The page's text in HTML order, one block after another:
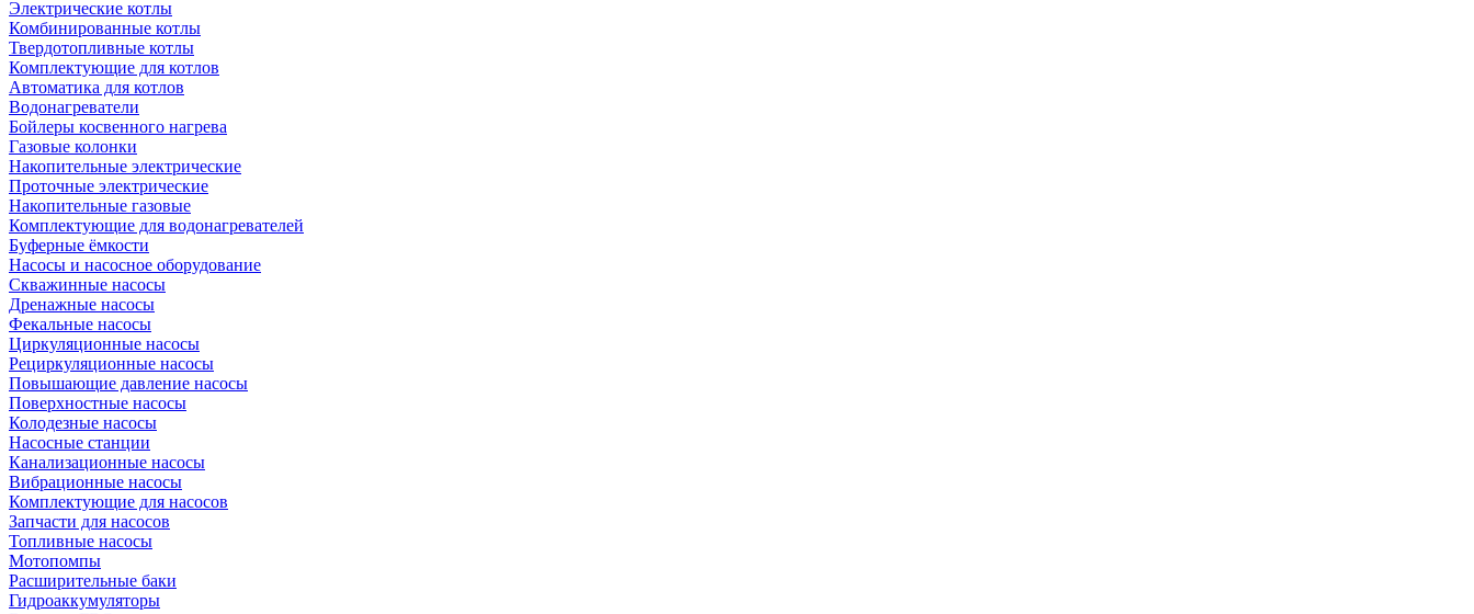
Электрические котлы
Комбинированные котлы
Твердотопливные котлы
Комплектующие для котлов
Автоматика для котлов
Водонагреватели
Бойлеры косвенного нагрева
Газовые колонки
Накопительные электрические
Проточные электрические
Накопительные газовые
Комплектующие для водонагревателей
Буферные ёмкости
Насосы и насосное оборудование
Скважинные насосы
Дренажные насосы
Фекальные насосы
Циркуляционные насосы
Рециркуляционные насосы
Повышающие давление насосы
Поверхностные насосы
Колодезные насосы
Насосные станции
Канализационные насосы
Вибрационные насосы
Комплектующие для насосов
Запчасти для насосов
Топливные насосы
Мотопомпы
Расширительные баки
Гидроаккумуляторы